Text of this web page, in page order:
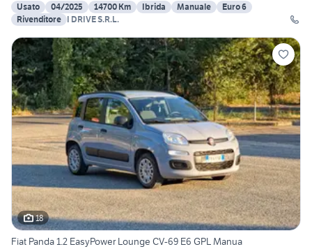
Usato
04/2025 14700 Km Ibrida Manuale
Euro 6
Rivenditore I DRIVE S.R.L.
18
Fiat Panda 1.2 EasyPower Lounge CV-69 E6 GPL Manua